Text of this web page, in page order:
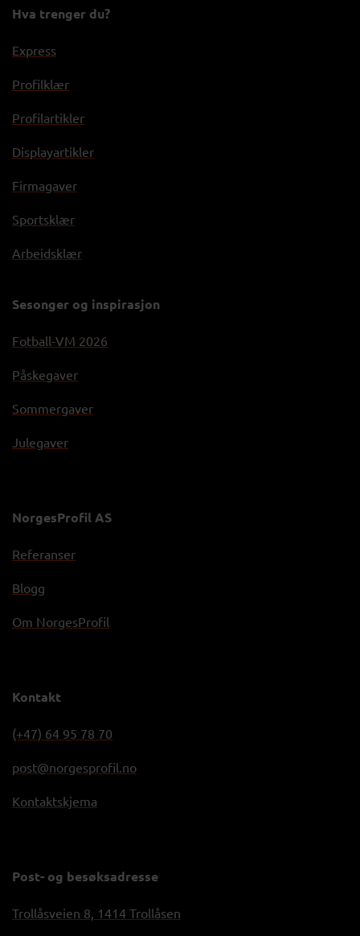
Hva trenger du?
Express
Profilklær
Profilartikler
Displayartikler
Firmagaver
Sportsklær
Arbeidsklær
Sesonger og inspirasjon
Fotball-VM 2026
Påskegaver
Sommergaver
Julegaver
NorgesProfil AS
Referanser
Blogg
Om NorgesProfil
Kontakt
(+47) 64 95 78 70
post@norgesprofil.no
Kontaktskjema
Post- og besøksadresse
Trollåsveien 8, 1414 Trollåsen